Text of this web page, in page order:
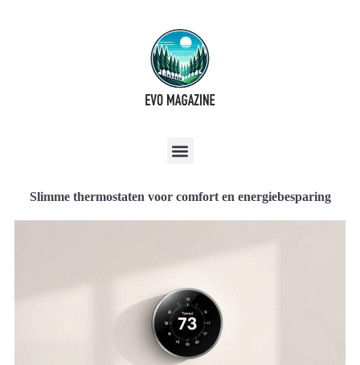
Slimme thermostaten voor comfort en energiebesparing